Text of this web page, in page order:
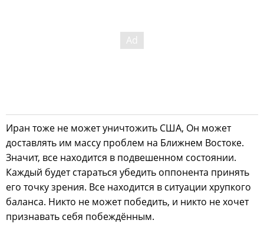
Иран тоже не может уничтожить США, Он может
доставлять им массу проблем на Ближнем Востоке.
Значит, все находится в подвешенном состоянии.
Каждый будет стараться убедить оппонента принять
его точку зрения. Все находится в ситуации хрупкого
баланса. Никто не может победить, и никто не хочет
признавать себя побеждённым.